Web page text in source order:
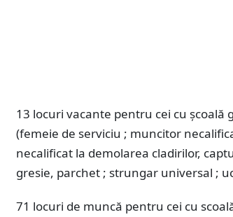
13 locuri vacante pentru cei cu
(femeie de serviciu ; muncitor
necalificat la demolarea cladirilor,
gresie, parchet ; strungar universal ;
71 locuri de muncă pentru cei cu